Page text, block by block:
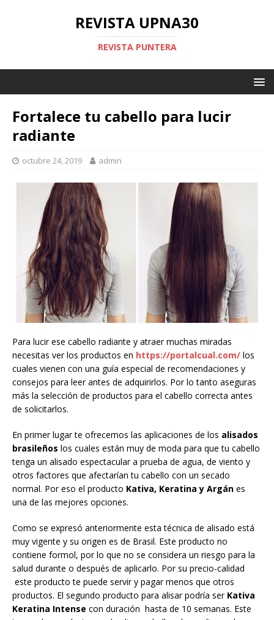
REVISTA UPNA30
REVISTA PUNTERA
Fortalece tu cabello para lucir
radiante
octubre 24, 2019 admin
Para lucir ese cabello radiante y atraer muchas miradas
necesitas ver los productos en https://portalcual.com/ los
cuales vienen con una guía especial de recomendaciones y
consejos para leer antes de adquirirlos. Por lo tanto aseguras
más la selección de productos para el cabello correcta antes
de solicitarlos.
En primer lugar te ofrecemos las aplicaciones de los alisados
brasileños los cuales están muy de moda para que tu cabello
tenga un alisado espectacular a prueba de agua, de viento y
otros factores que afectarían tu cabello con un secado
normal. Por eso el producto Kativa, Keratina y Argán es
una de las mejores opciones.
Como se expresó anteriormente esta técnica de alisado está
muy vigente y su origen es de Brasil. Este producto no
contiene formol, por lo que no se considera un riesgo para la
salud durante o después de aplicarlo. Por su precio-calidad
este producto te puede servir y pagar menos que otros
productos. El segundo producto para alisar podría ser Kativa
Keratina Intense con duración hasta de 10 semanas. Este